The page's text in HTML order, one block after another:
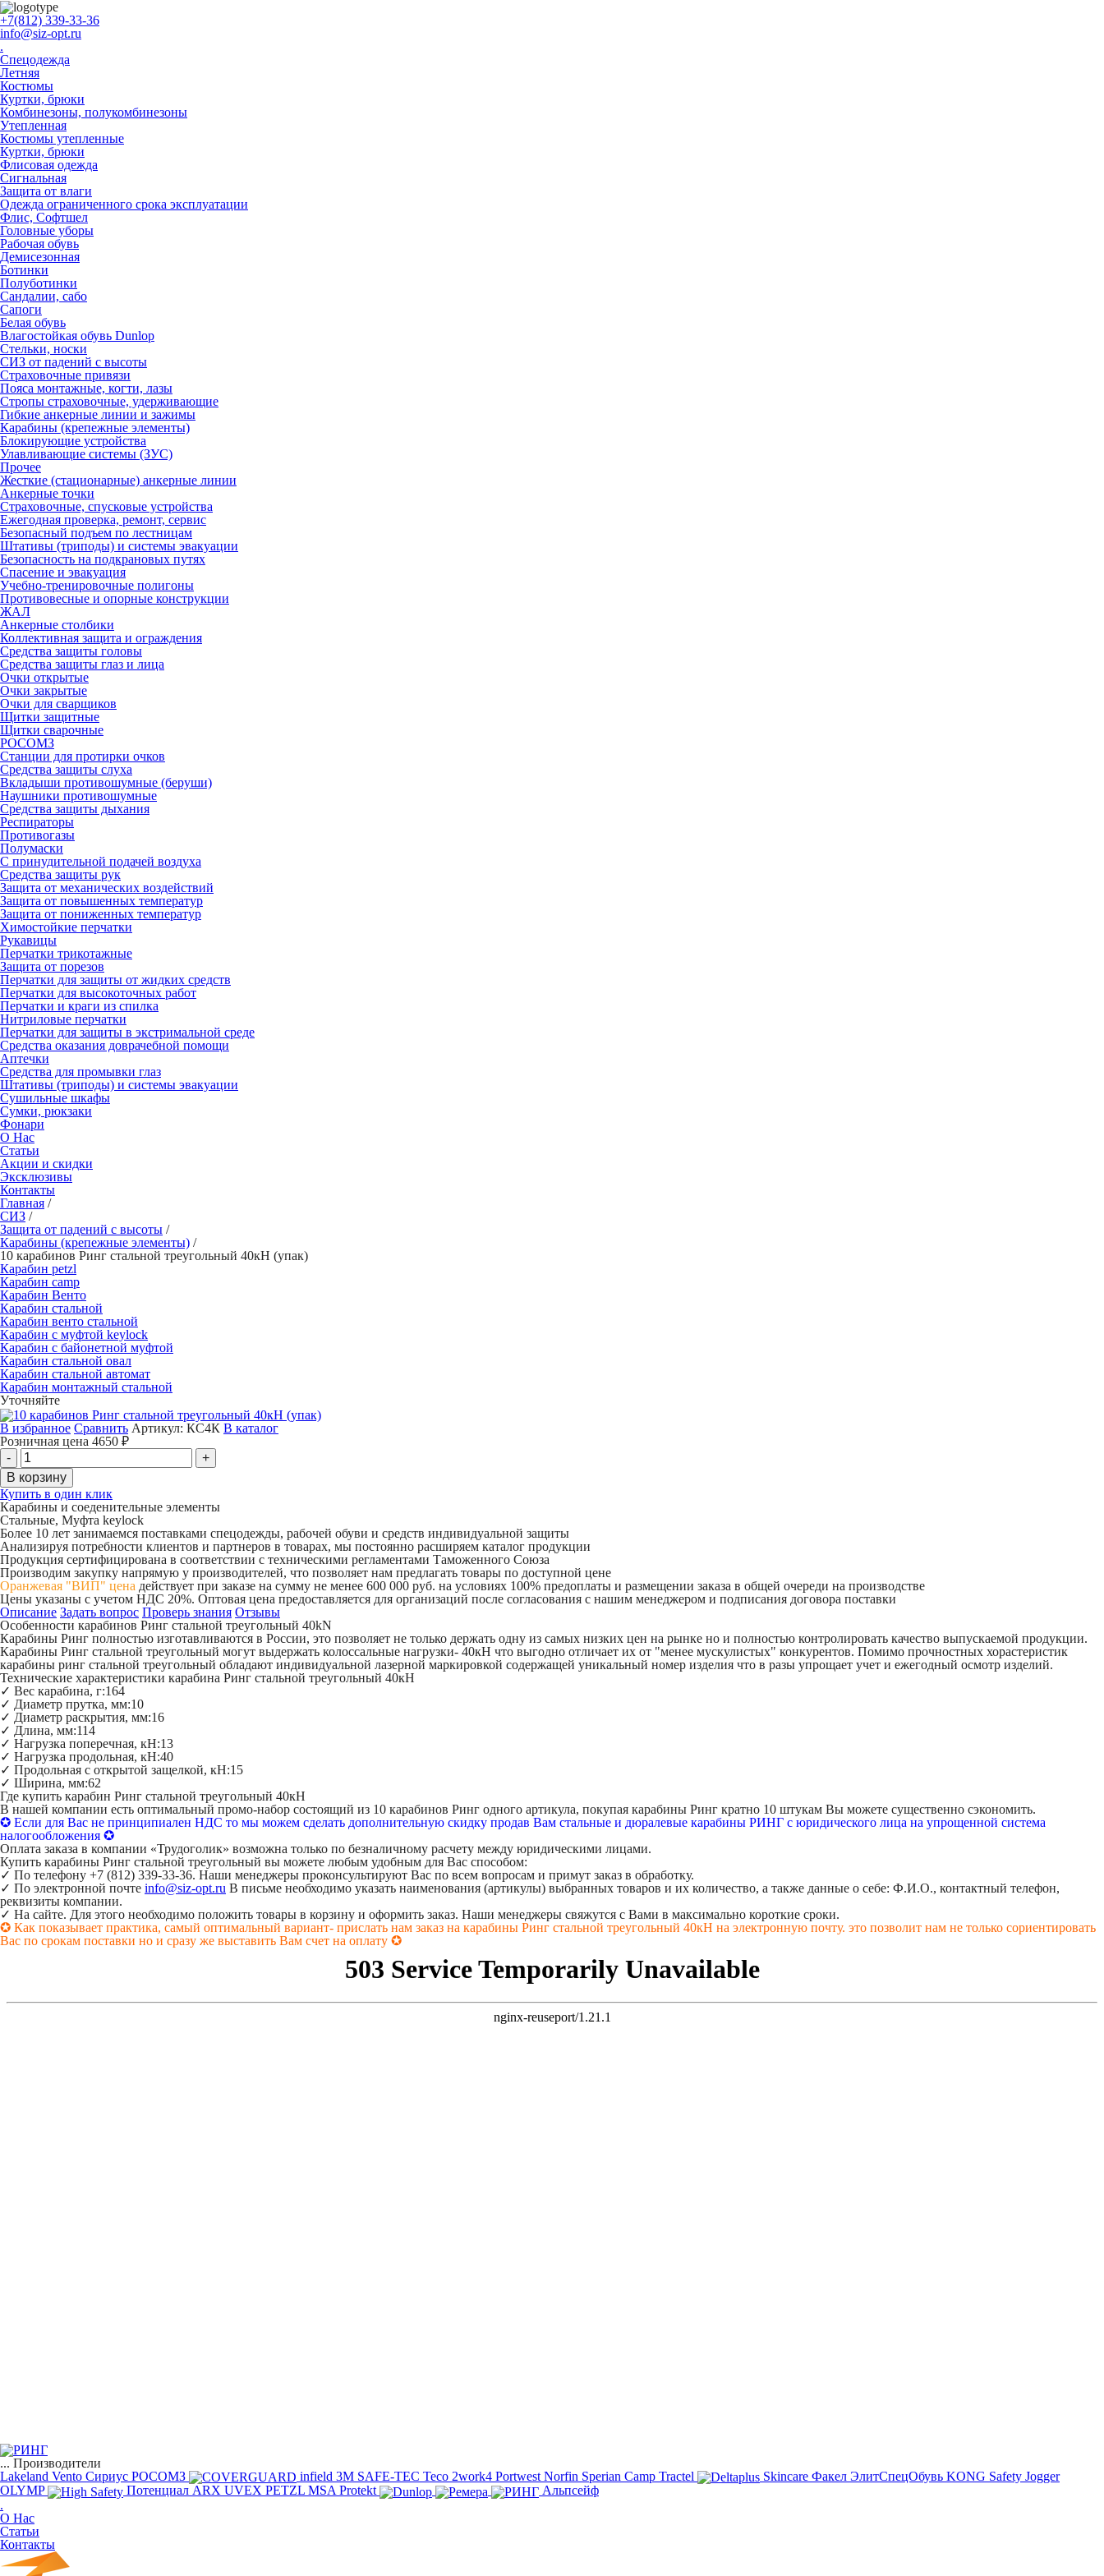
+7(812) 339-33-36
info@siz-opt.ru
.
Спецодежда
Летняя
Костюмы
Куртки, брюки
Комбинезоны, полукомбинезоны
Утепленная
Костюмы утепленные
Куртки, брюки
Флисовая одежда
Сигнальная
Защита от влаги
Одежда ограниченного срока эксплуатации
Флиc, Софтшел
Головные уборы
Рабочая обувь
Демисезонная
Ботинки
Полуботинки
Сандалии, сабо
Сапоги
Белая обувь
Влагостойкая обувь Dunlop
Стельки, носки
СИЗ от падений с высоты
Страховочные привязи
Пояса монтажные, когти, лазы
Стропы страховочные, удерживающие
Гибкие анкерные линии и зажимы
Карабины (крепежные элементы)
Блокирующие устройства
Улавливающие системы (ЗУС)
Прочее
Жесткие (стационарные) анкерные линии
Анкерные точки
Страховочные, спусковые устройства
Ежегодная проверка, ремонт, сервис
Безопасный подъем по лестницам
Штативы (триподы) и системы эвакуации
Безопасность на подкрановых путях
Спасение и эвакуация
Учебно-тренировочные полигоны
Противовесные и опорные конструкции
ЖАЛ
Анкерные столбики
Коллективная защита и ограждения
Средства защиты головы
Средства защиты глаз и лица
Очки открытые
Очки закрытые
Очки для сварщиков
Щитки защитные
Щитки сварочные
РОСОМЗ
Станции для протирки очков
Средства защиты слуха
Вкладыши противошумные (беруши)
Наушники противошумные
Средства защиты дыхания
Респираторы
Противогазы
Полумаски
С принудительной подачей воздуха
Средства защиты рук
Защита от механических воздействий
Защита от повышенных температур
Защита от пониженных температур
Химостойкие перчатки
Рукавицы
Перчатки трикотажные
Защита от порезов
Перчатки для защиты от жидких средств
Перчатки для высокоточных работ
Перчатки и краги из спилка
Нитриловые перчатки
Перчатки для защиты в экстримальной среде
Средства оказания доврачебной помощи
Аптечки
Средства для промывки глаз
Штативы (триподы) и системы эвакуации
Сушильные шкафы
Сумки, рюкзаки
Фонари
О Нас
Статьи
Акции и скидки
Эксклюзивы
Контакты
Главная /
СИЗ /
Защита от падений с высоты /
Карабины (крепежные элементы) /
10 карабинов Ринг стальной треугольный 40кН (упак)
Карабин petzl
Карабин camp
Карабин Венто
Карабин стальной
Карабин венто стальной
Карабин с муфтой keylock
Карабин с байонетной муфтой
Карабин стальной овал
Карабин стальной автомат
Карабин монтажный стальной
Уточняйте
В избранное Сравнить Артикул: КС4К В каталог
Розничная цена 4650 ₽
Купить в один клик
Карабины и соеденительные элементы
Стальные, Муфта keylock
Более 10 лет занимаемся поставками спецодежды, рабочей обуви и средств индивидуальной защиты
Анализируя потребности клиентов и партнеров в товарах, мы постоянно расширяем каталог продукции
Продукция сертифицирована в соответствии с техническими регламентами Таможенного Союза
Производим закупку напрямую у производителей, что позволяет нам предлагать товары по доступной цене
Оранжевая "ВИП" цена действует при заказе на сумму не менее 600 000 руб. на условиях 100% предоплаты и размещении заказа в общей очереди на производстве
Цены указаны с учетом НДС 20%. Оптовая цена предоставляется для организаций после согласования с нашим менеджером и подписания договора поставки
Описание Задать вопрос Проверь знания Отзывы
Особенности карабинов Ринг стальной треугольный 40kN
Карабины Ринг полностью изготавливаются в России, это позволяет не только держать одну из самых низких цен на рынке но и полностью контролировать качество выпускаемой продукции.
Карабины Ринг стальной треугольный могут выдержать колоссальные нагрузки- 40кН что выгодно отличает их от "менее мускулистых" конкурентов. Помимо прочностных хорастеристик
карабины ринг стальной треугольный обладают индивидуальной лазерной маркировкой содержащей уникальный номер изделия что в разы упрощает учет и ежегодный осмотр изделий.
Технические характеристики карабина Ринг стальной треугольный 40кН
✓ Вес карабина, г:164
✓ Диаметр прутка, мм:10
✓ Диаметр раскрытия, мм:16
✓ Длина, мм:114
✓ Нагрузка поперечная, кН:13
✓ Нагрузка продольная, кН:40
✓ Продольная с открытой защелкой, кН:15
✓ Ширина, мм:62
Где купить карабин Ринг стальной треугольный 40кН
В нашей компании есть оптимальный промо-набор состоящий из 10 карабинов Ринг одного артикула, покупая карабины Ринг кратно 10 штукам Вы можете существенно сэкономить.
✪ Если для Вас не принципиален НДС то мы можем сделать дополнительную скидку продав Вам стальные и дюралевые карабины РИНГ с юридического лица на упрощенной система
налогообложения ✪
Оплата заказа в компании «Трудоголик» возможна только по безналичному расчету между юридическими лицами.
Купить карабины Ринг стальной треугольный вы можете любым удобным для Вас способом:
✓ По телефону +7 (812) 339-33-36. Наши менеджеры проконсультируют Вас по всем вопросам и примут заказ в обработку.
✓ По электронной почте info@siz-opt.ru В письме необходимо указать наименования (артикулы) выбранных товаров и их количество, а также данные о себе: Ф.И.О., контактный телефон,
реквизиты компании.
✓ На сайте. Для этого необходимо положить товары в корзину и оформить заказ. Наши менеджеры свяжутся с Вами в максимально короткие сроки.
✪ Как показывает практика, самый оптимальный вариант- прислать нам заказ на карабины Ринг стальной треугольный 40кН на электронную почту. это позволит нам не только сориентировать
Вас по срокам поставки но и сразу же выставить Вам счет на оплату ✪
... Производители
Lakeland Vento Сириус РОСОМЗ infield 3M SAFE-TEC Teco 2work4 Portwest Norfin Sperian Camp Tractel Skincare Факел ЭлитСпецОбувь KONG Safety Jogger
OLYMP
Потенциал ARX UVEX PETZL MSA Protekt
Альпсейф
.
О Нас
Статьи
Контакты